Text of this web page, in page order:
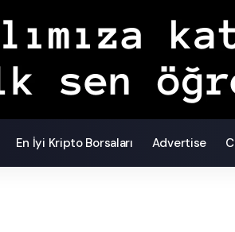
En İyi Kripto Borsaları Advertise